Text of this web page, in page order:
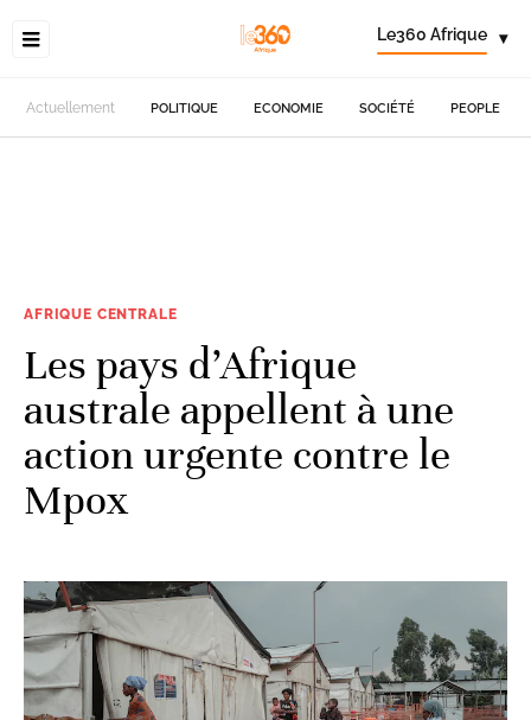
Le360 Afrique ▾
Actuellement POLITIQUE ECONOMIE SOCIÉTÉ PEOPLE
AFRIQUE CENTRALE
Les pays d’Afrique
australe appellent à une
action urgente contre le
Mpox